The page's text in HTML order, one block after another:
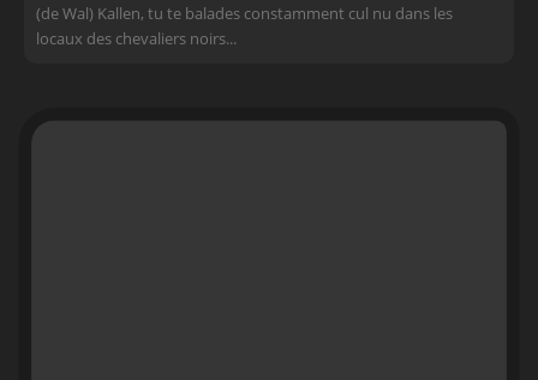
(de Wal) Kallen, tu te balades constamment cul nu dans les
locaux des chevaliers noirs...